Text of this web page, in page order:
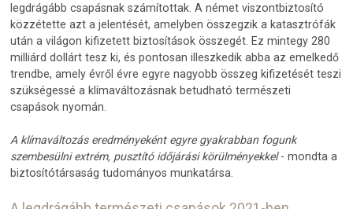
legdrágább csapásnak számítottak. A német viszontbiztosító
közzétette azt a jelentését, amelyben összegzik a katasztrófák
után a világon kifizetett biztosítások összegét. Ez mintegy 280
milliárd dollárt tesz ki, és pontosan illeszkedik abba az emelkedő
trendbe, amely évről évre egyre nagyobb összeg kifizetését teszi
szükségessé a klímaváltozásnak betudható természeti
csapások nyomán.
A klímaváltozás eredményeként egyre gyakrabban fogunk
szembesülni extrém, pusztító időjárási körülményekkel- mondta a
biztosítótársaság tudományos munkatársa.